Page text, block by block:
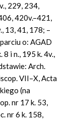
229, 234,
420v.–421,
13, 41, 178; –
o: AGAD
i n., 195 k. 4v.,
Arch.
VII–X, Acta
(na
nr 17 k. 53,
nr 6 k. 158,